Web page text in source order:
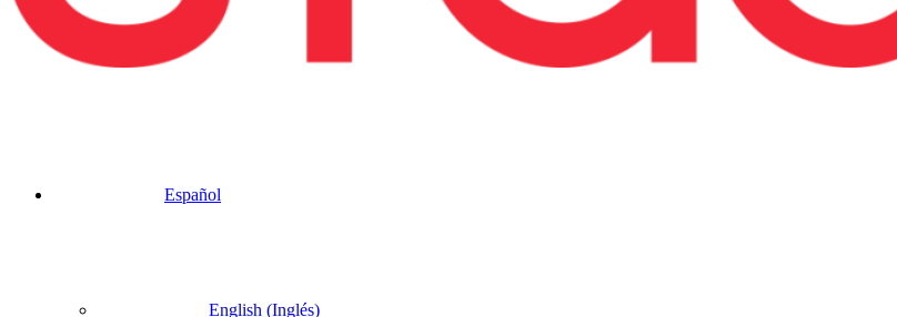
Español
English (Inglés)